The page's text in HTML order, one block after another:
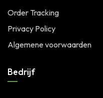
Order Tracking
Privacy Policy
Algemene voorwaarden
Bedrijf